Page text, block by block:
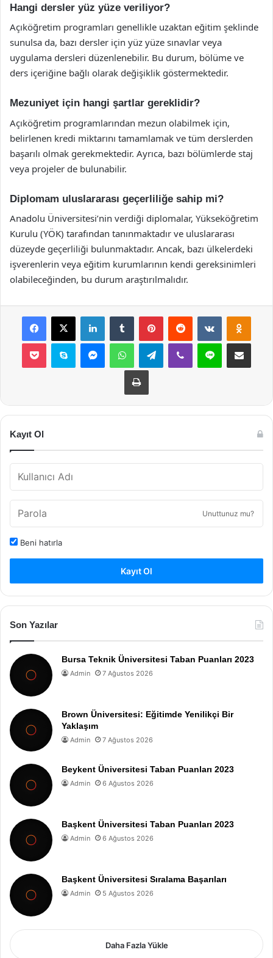
Hangi dersler yüz yüze veriliyor?
Açıköğretim programları genellikle uzaktan eğitim şeklinde
sunulsa da, bazı dersler için yüz yüze sınavlar veya
uygulama dersleri düzenlenebilir. Bu durum, bölüme ve
ders içeriğine bağlı olarak değişiklik göstermektedir.
Mezuniyet için hangi şartlar gereklidir?
Açıköğretim programlarından mezun olabilmek için,
belirlenen kredi miktarını tamamlamak ve tüm derslerden
başarılı olmak gerekmektedir. Ayrıca, bazı bölümlerde staj
veya projeler de bulunabilir.
Diplomam uluslararası geçerliliğe sahip mi?
Anadolu Üniversitesi’nin verdiği diplomalar, Yükseköğretim
Kurulu (YÖK) tarafından tanınmaktadır ve uluslararası
düzeyde geçerliliği bulunmaktadır. Ancak, bazı ülkelerdeki
işverenlerin veya eğitim kurumlarının kendi gereksinimleri
olabileceğinden, bu durum araştırılmalıdır.
Facebook
X LinkedInTumblr PinterestReddit VKontakte
Pocket Skype MessengerWhatsAppTelegramViber Line E-Posta ile
Yazdır
Kayıt Ol
Unuttunuz mu?
Beni hatırla
Kayıt Ol
Son Yazılar
Bursa Teknik Üniversitesi Taban Puanları 2023
Admin 7 Ağustos 2026
Brown Üniversitesi: Eğitimde Yenilikçi Bir
Yaklaşım
Admin 7 Ağustos 2026
Beykent Üniversitesi Taban Puanları 2023
Admin 6 Ağustos 2026
Başkent Üniversitesi Taban Puanları 2023
Admin 6 Ağustos 2026
Başkent Üniversitesi Sıralama Başarıları
Admin 5 Ağustos 2026
Daha Fazla Yükle